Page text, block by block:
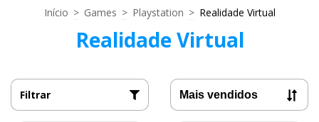
Início > Games > Playstation > Realidade Virtual
Realidade Virtual
Filtrar